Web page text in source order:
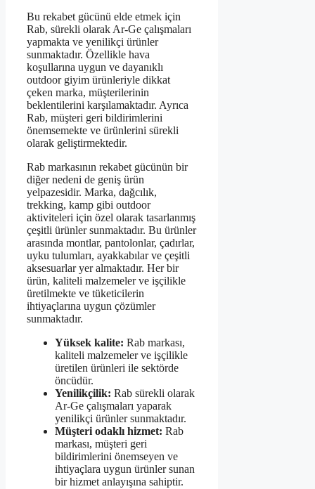
Bu rekabet gücünü elde etmek için
Rab, sürekli olarak Ar-Ge çalışmaları
yapmakta ve yenilikçi ürünler
sunmaktadır. Özellikle hava
koşullarına uygun ve dayanıklı
outdoor giyim ürünleriyle dikkat
çeken marka, müşterilerinin
beklentilerini karşılamaktadır. Ayrıca
Rab, müşteri geri bildirimlerini
önemsemekte ve ürünlerini sürekli
olarak geliştirmektedir.
Rab markasının rekabet gücünün bir
diğer nedeni de geniş ürün
yelpazesidir. Marka, dağcılık,
trekking, kamp gibi outdoor
aktiviteleri için özel olarak tasarlanmış
çeşitli ürünler sunmaktadır. Bu ürünler
arasında montlar, pantolonlar, çadırlar,
uyku tulumları, ayakkabılar ve çeşitli
aksesuarlar yer almaktadır. Her bir
ürün, kaliteli malzemeler ve işçilikle
üretilmekte ve tüketicilerin
ihtiyaçlarına uygun çözümler
sunmaktadır.
Yüksek kalite: Rab markası,
kaliteli malzemeler ve işçilikle
üretilen ürünleri ile sektörde
öncüdür.
Yenilikçilik: Rab sürekli olarak
Ar-Ge çalışmaları yaparak
yenilikçi ürünler sunmaktadır.
Müşteri odaklı hizmet: Rab
markası, müşteri geri
bildirimlerini önemseyen ve
ihtiyaçlara uygun ürünler sunan
bir hizmet anlayışına sahiptir.